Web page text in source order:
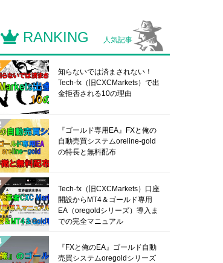
RANKING 人気記事
知らないでは済まされない！
Tech-fx（旧CXCMarkets）で出
金拒否される10の理由
『ゴールド専用EA』FXと俺の
自動売買システムoreline-gold
の特長と無料配布
Tech-fx（旧CXCMarkets）口座
開設からMT4＆ゴールド専用
EA（oregoldシリーズ）導入ま
での完全マニュアル
『FXと俺のEA』ゴールド自動
売買システムoregoldシリーズ